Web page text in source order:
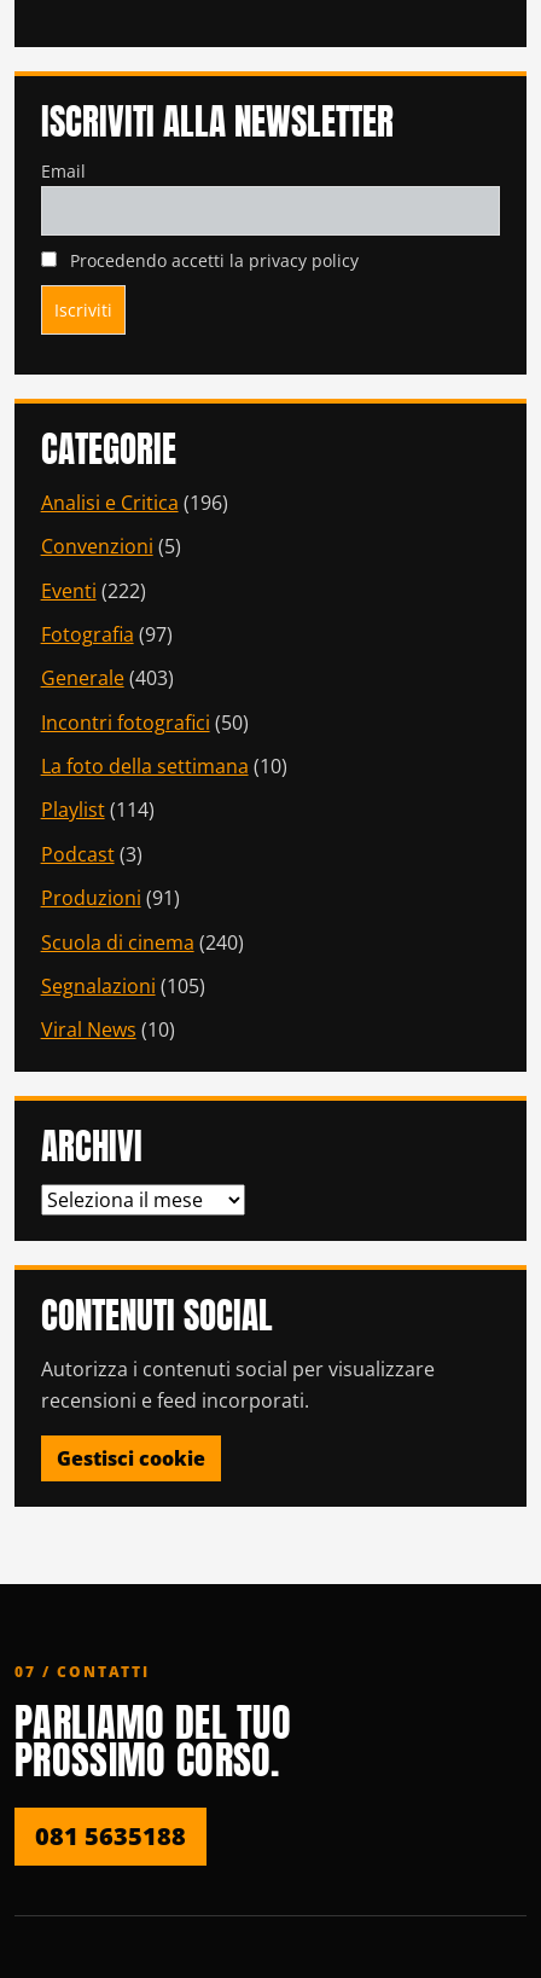
ISCRIVITI ALLA NEWSLETTER
Email
Procedendo accetti la privacy policy
CATEGORIE
Analisi e Critica (196)
Convenzioni (5)
Eventi (222)
Fotografia (97)
Generale(403)
Incontri fotografici (50)
La foto della settimana (10)
Playlist(114)
Podcast(3)
Produzioni (91)
Scuola di cinema (240)
Segnalazioni (105)
Viral News (10)
ARCHIVI
ARCHIVI
CONTENUTI SOCIAL
Autorizza i contenuti social per visualizzare
recensioni e feed incorporati.
Gestisci cookie
07 / CONTATTI
PARLIAMO DEL TUO
PROSSIMO CORSO.
081 5635188